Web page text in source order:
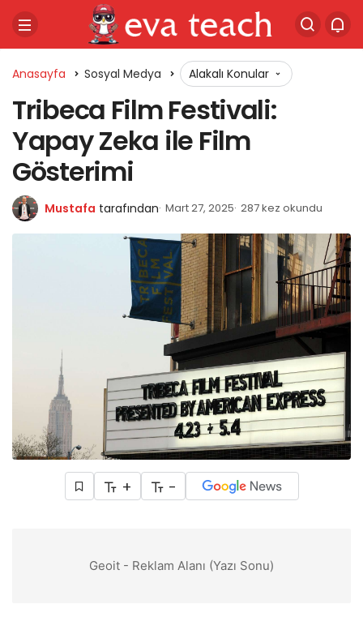
Anasayfa Sosyal Medya Alakalı Konular
Tribeca Film Festivali:
Yapay Zeka ile Film
Gösterimi
Mustafa tarafından Mart 27, 2025 287 kez okundu
+ -
Geoit - Reklam Alanı (Yazı Sonu)